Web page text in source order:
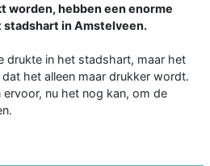
worden, hebben een enorme
in Amstelveen.
drukte in het stadshart, maar het
het alleen maar drukker wordt.
ervoor, nu het nog kan, om de